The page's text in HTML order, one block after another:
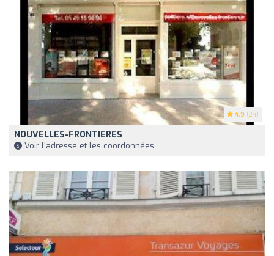
4.9 (24)
NOUVELLES-FRONTIERES
Voir l'adresse et les coordonnées